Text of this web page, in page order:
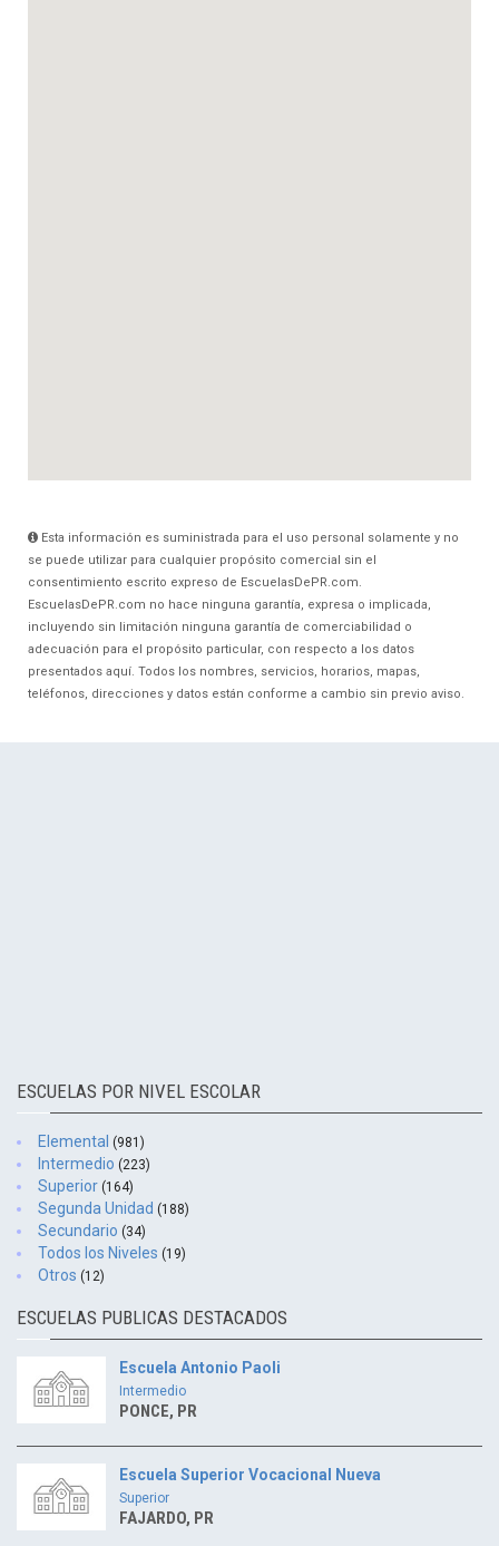
Esta información es suministrada para el uso personal solamente y no
se puede utilizar para cualquier propósito comercial sin el
consentimiento escrito expreso de EscuelasDePR.com.
EscuelasDePR.com no hace ninguna garantía, expresa o implicada,
incluyendo sin limitación ninguna garantía de comerciabilidad o
adecuación para el propósito particular, con respecto a los datos
presentados aquí. Todos los nombres, servicios, horarios, mapas,
teléfonos, direcciones y datos están conforme a cambio sin previo aviso.
ESCUELAS POR NIVEL ESCOLAR
Elemental (981)
Intermedio (223)
Superior (164)
Segunda Unidad (188)
Secundario (34)
Todos los Niveles (19)
Otros (12)
ESCUELAS PUBLICAS DESTACADOS
Escuela Antonio Paoli
Intermedio
PONCE, PR
Escuela Superior Vocacional Nueva
Superior
FAJARDO, PR